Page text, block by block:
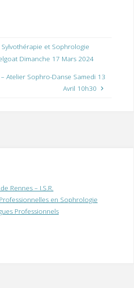
et Sophrologie
Dimanche 17 Mars 2024
Atelier Sophro-Danse Samedi 13
Avril 10h30
Rennes – I.S.R.
en Sophrologie
Professionnels